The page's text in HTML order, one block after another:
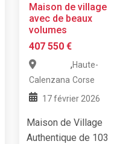
Maison de village
avec de beaux
volumes
407 550 €
Calenzana
,Haute-
Corse
17 février 2026
Maison de Village
Authentique de 103